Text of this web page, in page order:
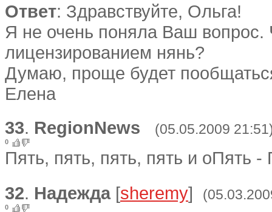
Ответ: Здравствуйте, Ольга!
Я не очень поняла Ваш вопрос.
лицензированием нянь?
Думаю, проще будет
Елена
33. RegionNews (05.05.2009
0
Пять, пять, пять, пять и оПять
32. Надежда [sheremy]
0